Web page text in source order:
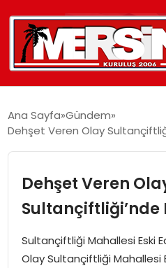
YAŞAM
GÜNCEL
SAĞLIK
EĞITIM
Ana Sayfa Gündem
Dehşet Veren Olay
Dehşet Veren
Sultançiftliği Mahallesi Eski
Olay Sultançiftliği Mahallesi